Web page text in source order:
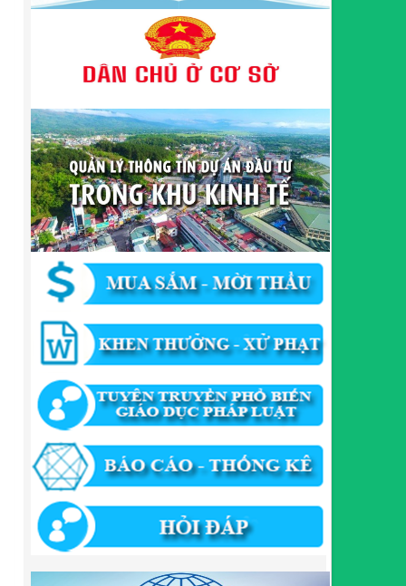
quản lý và sử dụng Phí sử dụng công trình kết cấu
hạ tầng, công trình dịch vụ, tiện ích công cộng trong
khu vực cửa khẩu trên địa bàn tỉnh Cao Bằng
Lượt xem:309 | lượt tải:108
Quyết Định Công bố danh mục thủ tục hành chính
sửa đổi, bổ sung, bãi bỏ trong lĩnh vực đầu tư theo
phương thức đối tác công tư; đấu thầu lựa chọn nhà
đầu tư thuộc thẩm quyền giải quyết của Sở Tài
chính, Ban Quản lý Khu kinh tế tỉnh, UBND cấp xã
tỉnh CB
Lượt xem:301 | lượt tải:303
182/QĐ-BQLKKT
Quyết Định Công khai điều chỉnh, bổ sung Kế hoạch
vốn đầu tư công năm 2025
Lượt xem:453 | lượt tải:350
1174/QĐ-UBND
QUYẾT ĐỊNH Về việc công bố danh mục thủ tục HC
được sửa đổi,bổ sung và phê duyệt quy trình nội bộ
giải quyết TTHC trong lĩnh vực hoạt động xây dựng
theo quy định phân quyền,phân cấp,phân định thẩm
quyền thuộc phạm vi giải quyết của Ban QLKKT
Lượt xem:434 | lượt tải:523
346/QĐ-UBND
QUYẾT ĐỊNH Về việc phê duyệt quy trình nội bộ giải
quyết thủ tục hành chính trong lĩnh vực khu công
nghiệp, khu kinh tế thuộc thẩm quyền giải quyết của
Ban Quản lý Khu kinh tế tỉnh Cao Bằng